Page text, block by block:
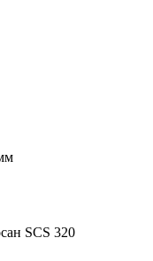
SCS 320